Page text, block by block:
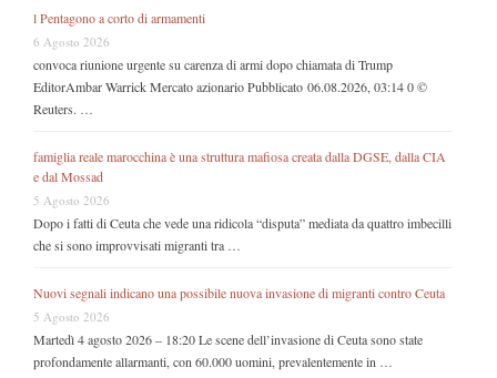
l Pentagono a corto di armamenti
6 Agosto 2026
convoca riunione urgente su carenza di armi dopo chiamata di Trump
EditorAmbar Warrick Mercato azionario Pubblicato 06.08.2026, 03:14 0 ©
Reuters. …
famiglia reale marocchina è una struttura mafiosa creata dalla DGSE, dalla CIA
e dal Mossad
5 Agosto 2026
Dopo i fatti di Ceuta che vede una ridicola “disputa” mediata da quattro imbecilli
che si sono improvvisati migranti tra …
Nuovi segnali indicano una possibile nuova invasione di migranti contro Ceuta
5 Agosto 2026
Martedì 4 agosto 2026 – 18:20 Le scene dell’invasione di Ceuta sono state
profondamente allarmanti, con 60.000 uomini, prevalentemente in …